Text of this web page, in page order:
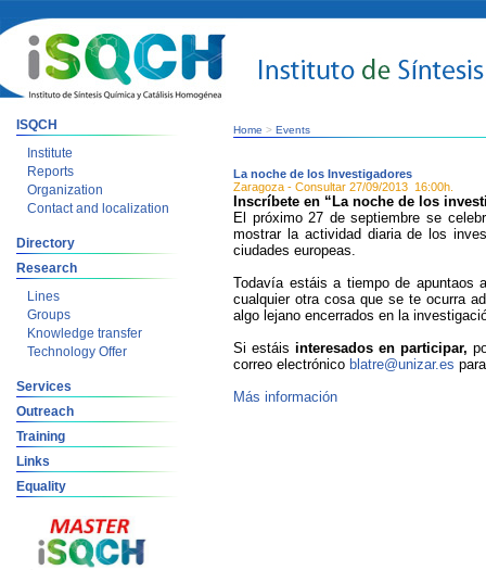
ISQCH
Institute
Reports
Organization
Contact and localization
Directory
Research
Lines
Groups
Knowledge transfer
Technology Offer
Services
Outreach
Training
Links
Equality
Home > Events
La noche de los Investigadores
Zaragoza - Consultar 27/09/2013 16:00h.
Inscríbete en “La noche de los
El próximo 27 de septiembre se
mostrar la actividad diaria de los
ciudades europeas.
Todavía estáis a tiempo de apuntaos
cualquier otra cosa que se te ocurra
algo lejano encerrados en la
Si estáis interesados en participar,
correo electrónico blatre@unizar.es
Más información